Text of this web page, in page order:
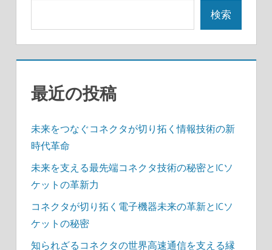
検索
最近の投稿
未来をつなぐコネクタが切り拓く情報技術の新
時代革命
未来を支える最先端コネクタ技術の秘密とICソ
ケットの革新力
コネクタが切り拓く電子機器未来の革新とICソ
ケットの秘密
知られざるコネクタの世界高速通信を支える縁